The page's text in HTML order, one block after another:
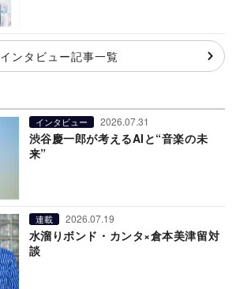
インタビュー記事一覧
インタビュー 2026.07.31
渋谷慶一郎が考えるAIと“音楽の未
来”
連載 2026.07.19
水溜りボンド・カンタ×倉本美津留対
談